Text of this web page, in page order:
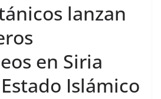
lanzan
en Siria
Islámico